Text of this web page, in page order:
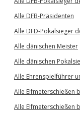
Alle DFB-Präsidenten
Alle DFD-Pokalsieger
Alle dänischen Meister
Alle dänischen
Alle Ehrenspielführer
Alle Elfmeterschießen
Alle Elfmeterschießen